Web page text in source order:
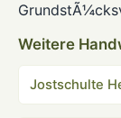
Weitere
Jostschulte